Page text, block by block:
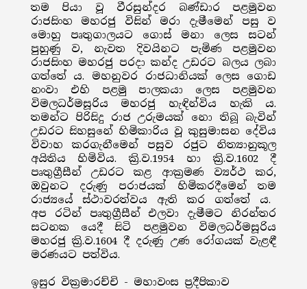
තම පියා වූ වීරසුන්දර බණ්ඩාර පළමුවන
රාජසිංහ මහරජු විසින් මරා දැමීමෙන් පසු ව
මොහු පෘතුගාලයට ගොස් මනා ලෙස සටන්
පුහුණු ව, නැවත දිවයිනට පැමිණ පළමුවන
රාජසිංහ මහරජු පරදා කන්ද උඩරට බලය ලබා
ගත්තේ ය. මහනුවර රාජධානියක් ලෙස ගොඩ
නංවා එහි පළමු පාලකයා ලෙස පළමුවන
විමලධර්මසූරිය මහරජු හැඳින්විය හැකි ය.
තමන්ට පිරිසිදු රාජ උරුමයක් නො තිබූ බැවින්
උඩරට සිහසුනේ හිමිකාරිය වූ කුසුමාසන දේවිය
විවාහ කරගැනීමෙන් පසුව රජුට නිත්‍යානුකූල
අයිතිය හිමිවිය. ක්‍රි.ව.1954 හා ක්‍රි.ව.1602 දී
පෘතුග්‍රීසීන් උඩරට කළ ආක්‍රමණ ව්‍යර්ථ කර,
ඔවුනට දරුණු පරාජයක් හිමිකරදීමෙන් තම
රාජ්‍යයේ ස්ථාවරත්වය ඇති කර ගත්තේ ය.
අප රටින් පෘතුග්‍රීසීන් එලවා දැමීමට නිරන්තර
සටනක යෙදී සිටි පළමුවන විමලධර්මසූරිය
මහරජු ක්‍රි.ව.1604 දී දරුණු උණ රෝගයක් වැළඳී
මරණයට පත්විය.
ඉසුර වික්‍රමාරච්චි - මහාවංස ප්‍රදීපිකාව